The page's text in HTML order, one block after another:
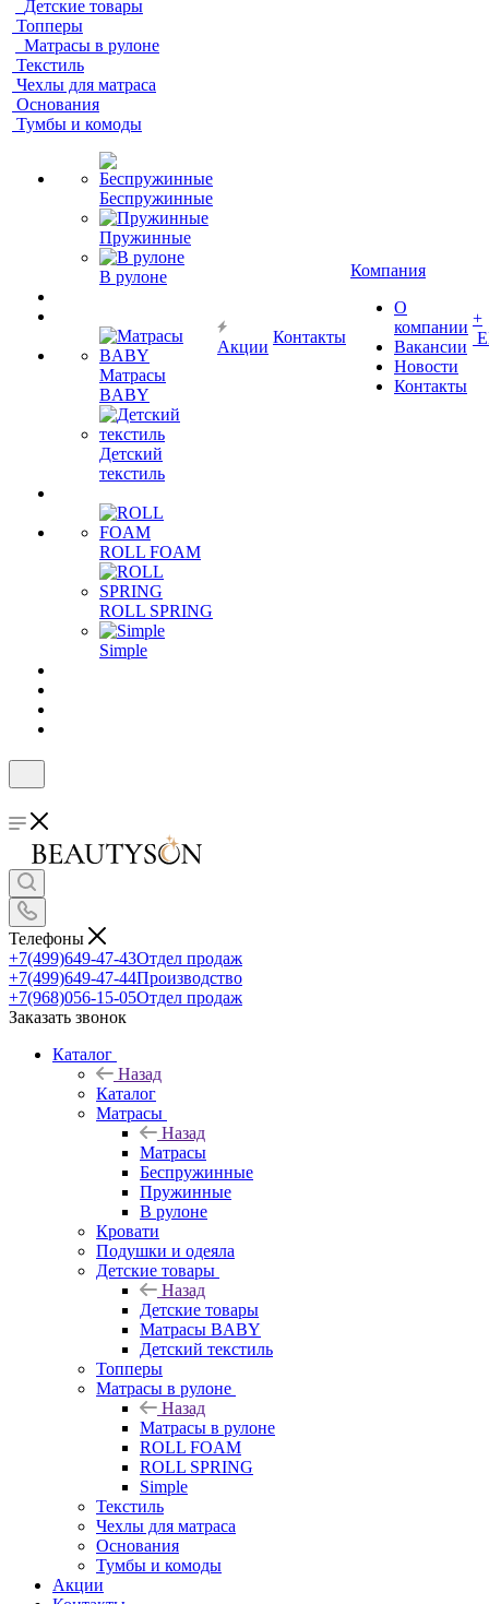
Детские товары
Топперы
Матрасы в рулоне
Текстиль
Чехлы для матраса
Основания
Тумбы и комоды
Беспружинные
Пружинные
В рулоне
Матрасы
BABY
Детский
текстиль
ROLL FOAM
ROLL SPRING
Simple
Акции
Контакты
Компания
О
компании
Вакансии
Новости
Контакты
+
Телефоны
+7(499)649-47-43Отдел продаж
+7(499)649-47-44Производство
+7(968)056-15-05Отдел продаж
Заказать звонок
Каталог
Назад
Каталог
Матрасы
Назад
Матрасы
Беспружинные
Пружинные
В рулоне
Кровати
Подушки и одеяла
Детские товары
Назад
Детские товары
Матрасы BABY
Детский текстиль
Топперы
Матрасы в рулоне
Назад
Матрасы в рулоне
ROLL FOAM
ROLL SPRING
Simple
Текстиль
Чехлы для матраса
Основания
Тумбы и комоды
Акции